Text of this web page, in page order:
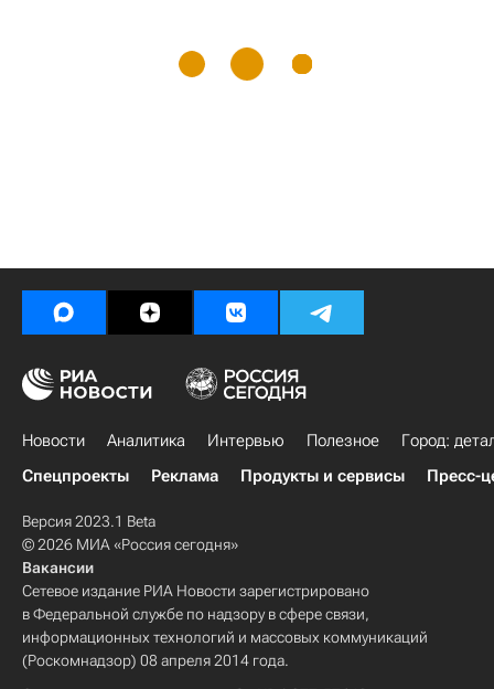
Новости Аналитика Интервью Полезное
Город:
Спецпроекты
Реклама Продукты и сервисы Пресс-
Версия 2023.1 Beta
© 2026 МИА «Россия сегодня»
Вакансии
Сетевое издание РИА Новости зарегистрировано
в Федеральной службе по надзору в сфере связи,
информационных технологий и массовых коммуникаций
(Роскомнадзор) 08 апреля 2014 года.